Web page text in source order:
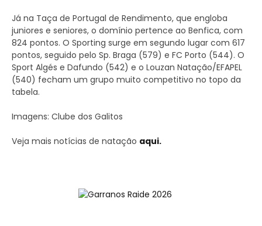
Já na Taça de Portugal de Rendimento, que engloba
juniores e seniores, o domínio pertence ao Benfica, com
824 pontos. O Sporting surge em segundo lugar com 617
pontos, seguido pelo Sp. Braga (579) e FC Porto (544). O
Sport Algés e Dafundo (542) e o Louzan Natação/EFAPEL
(540) fecham um grupo muito competitivo no topo da
tabela.
Imagens: Clube dos Galitos
Veja mais notícias de natação aqui.